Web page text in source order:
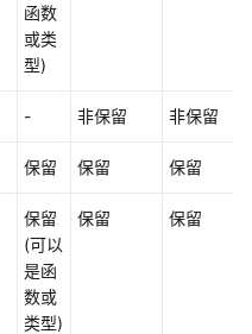
函数
或类
型)
- 非保留 非保留
保留 保留 保留
保留
(可以
是函
数或
类型)
保留 保留